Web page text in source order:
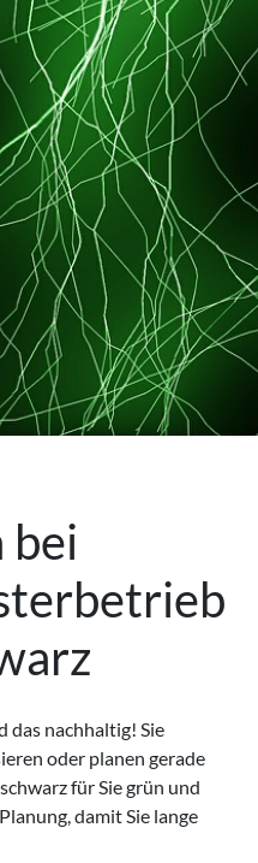
das nachhaltig! Sie
oder planen gerade
für Sie grün und
damit Sie lange